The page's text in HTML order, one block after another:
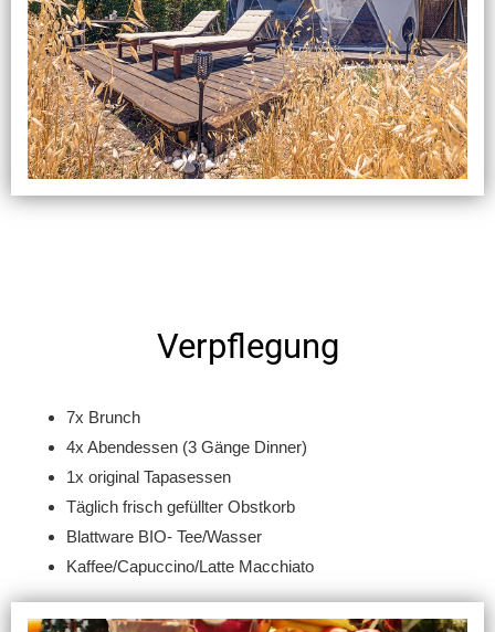
Verpflegung
7x Brunch
4x Abendessen (3 Gänge Dinner)
1x original Tapasessen
Täglich frisch gefüllter Obstkorb
Blattware BIO- Tee/Wasser
Kaffee/Capuccino/Latte Macchiato